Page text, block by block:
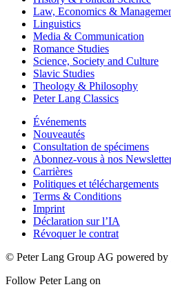
Law, Economics &
Linguistics
Media & Communication
Romance Studies
Science, Society and Culture
Slavic Studies
Theology & Philosophy
Peter Lang Classics
Événements
Nouveautés
Consultation de spécimens
Abonnez-vous à nos
Carrières
Politiques et téléchargements
Terms & Conditions
Imprint
Déclaration sur l’IA
Révoquer le contrat
© Peter Lang Group AG powered by
Follow Peter Lang on